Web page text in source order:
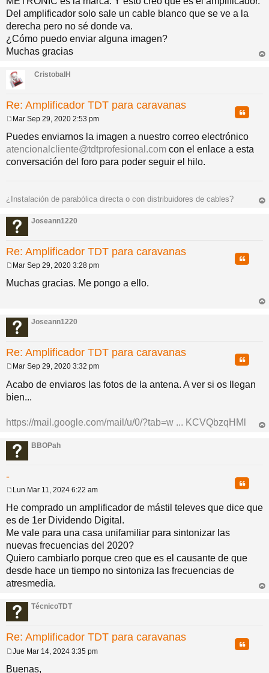
s
a
j
e
Del amplificador solo sale un cable blanco que se ve a la
derecha pero no sé donde va.
¿Cómo puedo enviar alguna imagen?
Muchas gracias
CristobalH
Re: Amplificador TDT para caravanas
Citar
e
n
s
a
j
Mar Sep 29, 2020 2:53 pm
Puedes enviarnos la imagen a nuestro correo electrónico
atencionalcliente@tdtprofesional.com con el enlace a esta
conversación del foro para poder seguir el hilo.
¿Instalación de parabólica directa o con distribuidores de cables?
Joseann1220
Re: Amplificador TDT para caravanas
Citar
e
n
e
Mar Sep 29, 2020 3:28 pm
Muchas gracias. Me pongo a ello.
Joseann1220
Re: Amplificador TDT para caravanas
Citar
e
n
s
e
Mar Sep 29, 2020 3:32 pm
Acabo de enviaros las fotos de la antena. A ver si os llegan
bien...
https://mail.google.com/mail/u/0/?tab=w ... KCVQbzqHMl
BBOPah
-
Citar
e
n
s
a
j
e
Lun Mar 11, 2024 6:22 am
He comprado un amplificador de mástil televes que dice que
es de 1er Dividendo Digital.
Me vale para una casa unifamiliar para sintonizar las
nuevas frecuencias del 2020?
Quiero cambiarlo porque creo que es el causante de que
desde hace un tiempo no sintoniza las frecuencias de
atresmedia.
TécnicoTDT
Re: Amplificador TDT para caravanas
Citar
e
Jue Mar 14, 2024 3:35 pm
Buenas,